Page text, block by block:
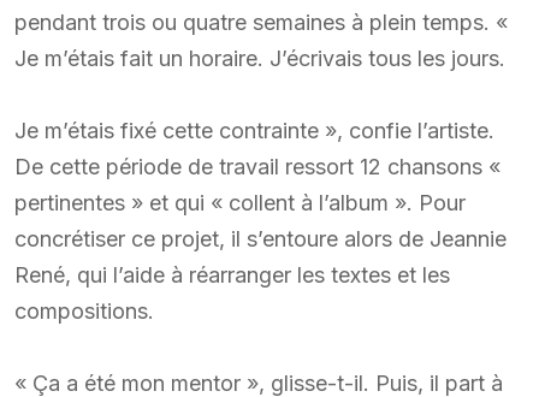
pendant trois ou quatre semaines à plein temps. «
Je m’étais fait un horaire. J’écrivais tous les jours.
Je m’étais fixé cette contrainte », confie l’artiste.
De cette période de travail ressort 12 chansons «
pertinentes » et qui « collent à l’album ». Pour
concrétiser ce projet, il s’entoure alors de Jeannie
René, qui l’aide à réarranger les textes et les
compositions.
« Ça a été mon mentor », glisse-t-il. Puis, il part à